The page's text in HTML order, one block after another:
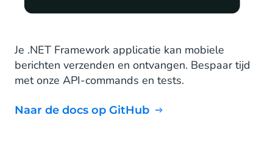
Je .NET Framework applicatie kan mobiele
berichten verzenden en ontvangen. Bespaar tijd
met onze API-commands en tests.
Naar de docs op GitHub